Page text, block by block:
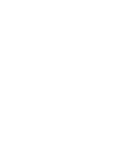
inden din bestilling